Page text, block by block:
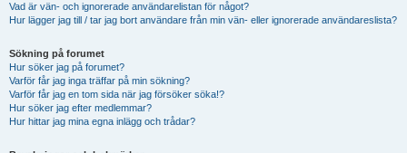
Vad är vän- och ignorerade användarelistan för något?
Hur lägger jag till / tar jag bort användare från min vän- eller ignorerade användareslista?
Sökning på forumet
Hur söker jag på forumet?
Varför får jag inga träffar på min sökning?
Varför får jag en tom sida när jag försöker söka!?
Hur söker jag efter medlemmar?
Hur hittar jag mina egna inlägg och trådar?